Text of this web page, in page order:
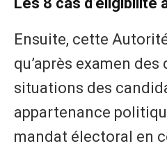
Ensuite, cette
qu’après examen
situations des
appartenance
mandat électoral en